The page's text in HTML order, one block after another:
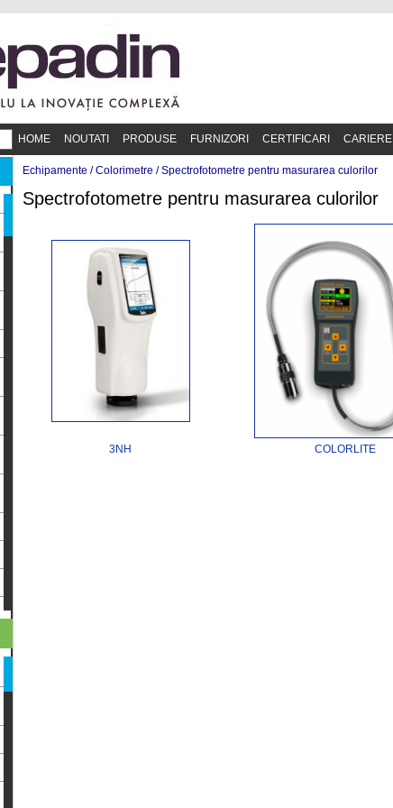
HOME NOUTATI PRODUSE FURNIZORI CERTIFICARI CARIERE
Echipamente /Colorimetre /Spectrofotometre pentru masurarea culorilor
Spectrofotometre pentru masurarea culorilor
3NH COLORLITE